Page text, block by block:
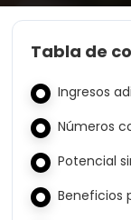
Tabla de
Ingresos
Números
Potencial
Beneficios